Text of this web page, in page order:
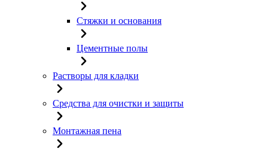
Стяжки и основания
Цементные полы
Растворы для кладки
Средства для очистки и защиты
Монтажная пена